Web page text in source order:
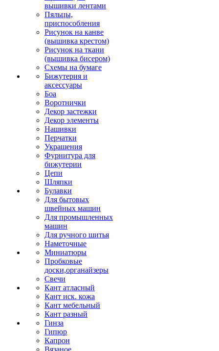
вышивки лентами
Пяльцы,
приспособления
Рисунок на канве
(вышивка крестом)
Рисунок на ткани
(вышивка бисером)
Схемы на бумаге
Бижутерия и
аксессуары
Боа
Воротнички
Декор застежки
Декор элементы
Нашивки
Перчатки
Украшения
Фурнитура для
бижутерии
Цепи
Шляпки
Булавки
Для бытовых
швейных машин
Для промышленных
машин
Для ручного шитья
Наметочные
Миниатюры
Пробковые
доски,органайзеры
Свечи
Кант атласный
Кант иск. кожа
Кант мебельный
Кант разный
Гинза
Гипюр
Капрон
Вязаное